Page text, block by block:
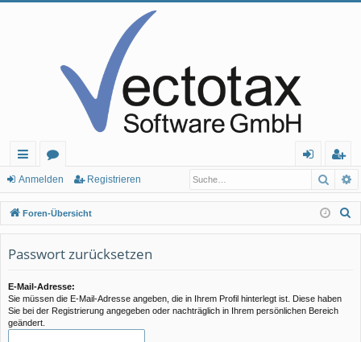
ch
ne
llz
ug
f
or
en
m
el
eg
ist
rie
Anmelden Registrieren
Foren-Übersicht
Passwort zurücksetzen
E-Mail-Adresse:
Sie müssen die E-Mail-Adresse angeben, die in Ihrem Profil hinterlegt ist. Diese haben
Sie bei der Registrierung angegeben oder nachträglich in Ihrem persönlichen Bereich
geändert.